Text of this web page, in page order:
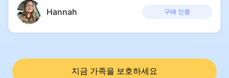
Hannah 구매 인증
지금 가족을 보호하세요